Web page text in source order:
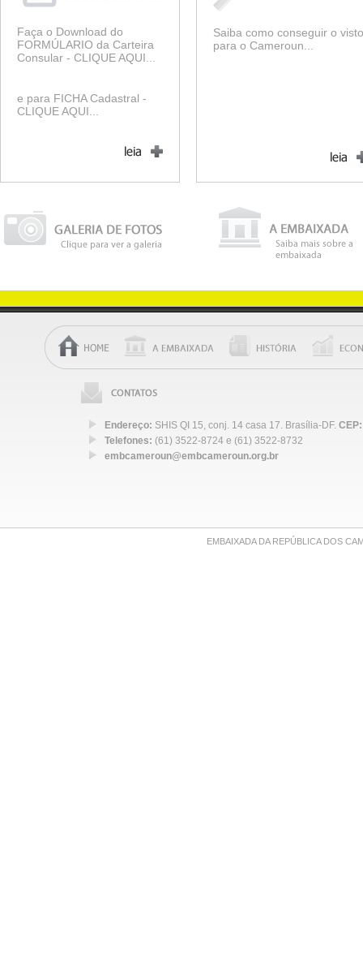
Faça o Download do
FORMÚLARIO da Carteira
Consular - CLIQUE AQUI...
e para FICHA Cadastral -
CLIQUE AQUI...
Saiba como conseguir o visto
para o Cameroun...
Endereço: SHIS QI 15, conj. 14 casa 17. Brasília-DF. CEP:
Telefones: (61) 3522-8724 e (61) 3522-8732
embcameroun@embcameroun.org.br
EMBAIXADA DA REPÚBLICA DOS